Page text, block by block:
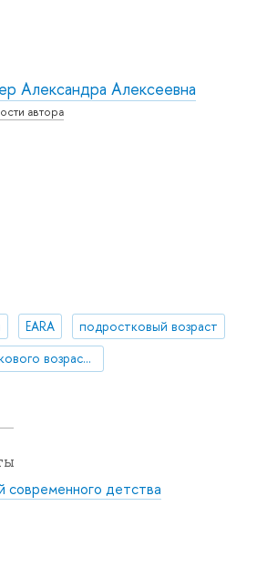
Александра Алексеевна
автора
EARA
подростковый возраст
психология подросткового возраста
современного детства